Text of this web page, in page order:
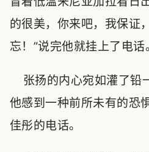
的很美，你来吧，我保证
忘！”说完他就挂上了电话
张扬的内心宛如灌了铅
他感到一种前所未有的恐
佳彤的电话。